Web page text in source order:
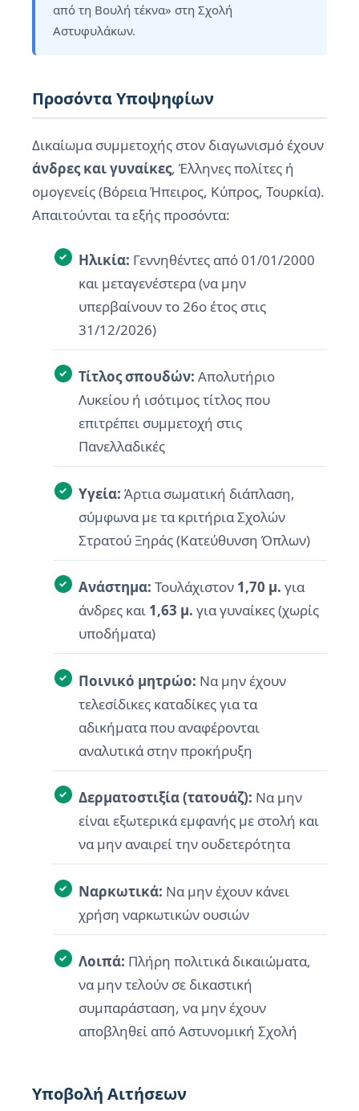
από τη Βουλή τέκνα» στη Σχολή
Αστυφυλάκων.
Προσόντα Υποψηφίων
Δικαίωμα συμμετοχής στον διαγωνισμό έχουν
άνδρες και γυναίκες, Έλληνες πολίτες ή
ομογενείς (Βόρεια Ήπειρος, Κύπρος, Τουρκία).
Απαιτούνται τα εξής προσόντα:
Ηλικία: Γεννηθέντες από 01/01/2000
και μεταγενέστερα (να μην
υπερβαίνουν το 26ο έτος στις
31/12/2026)
Τίτλος σπουδών: Απολυτήριο
Λυκείου ή ισότιμος τίτλος που
επιτρέπει συμμετοχή στις
Πανελλαδικές
Υγεία: Άρτια σωματική διάπλαση,
σύμφωνα με τα κριτήρια Σχολών
Στρατού Ξηράς (Κατεύθυνση Όπλων)
Ανάστημα: Τουλάχιστον 1,70 μ. για
άνδρες και 1,63 μ. για γυναίκες (χωρίς
υποδήματα)
Ποινικό μητρώο: Να μην έχουν
τελεσίδικες καταδίκες για τα
αδικήματα που αναφέρονται
αναλυτικά στην προκήρυξη
Δερματοστιξία (τατουάζ): Να μην
είναι εξωτερικά εμφανής με στολή και
να μην αναιρεί την ουδετερότητα
Ναρκωτικά: Να μην έχουν κάνει
χρήση ναρκωτικών ουσιών
Λοιπά: Πλήρη πολιτικά δικαιώματα,
να μην τελούν σε δικαστική
συμπαράσταση, να μην έχουν
αποβληθεί από Αστυνομική Σχολή
Υποβολή Αιτήσεων